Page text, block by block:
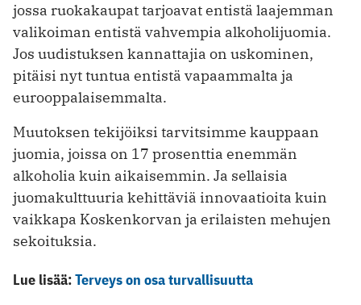
jossa ruokakaupat tarjoavat entistä laajemman
valikoiman entistä vahvempia alkoholijuomia.
Jos uudistuksen kannattajia on uskominen,
pitäisi nyt tuntua entistä vapaammalta ja
eurooppalaisemmalta.
Muutoksen tekijöiksi tarvitsimme kauppaan
juomia, joissa on 17 prosenttia enemmän
alkoholia kuin aikaisemmin. Ja sellaisia
juomakulttuuria kehittäviä innovaatioita kuin
vaikkapa Koskenkorvan ja erilaisten mehujen
sekoituksia.
Lue lisää:Terveys on osa turvallisuutta